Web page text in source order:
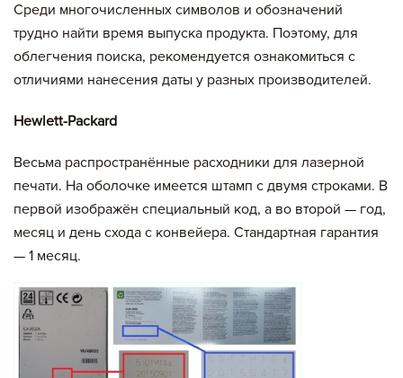
Среди многочисленных символов и обозначений
трудно найти время выпуска продукта. Поэтому, для
облегчения поиска, рекомендуется ознакомиться с
отличиями нанесения даты у разных производителей.
Hewlett-Packard
Весьма распространённые расходники для лазерной
печати. На оболочке имеется штамп с двумя строками. В
первой изображён специальный код, а во второй — год,
месяц и день схода с конвейера. Стандартная гарантия
— 1 месяц.